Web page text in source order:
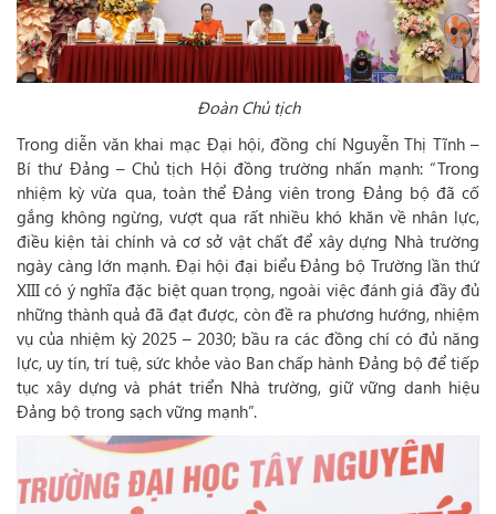
Đoàn Chủ tịch
Trong diễn văn khai mạc Đại hội, đồng chí Nguyễn Thị Tĩnh –
Bí thư Đảng – Chủ tịch Hội đồng trường nhấn mạnh: “Trong
nhiệm kỳ vừa qua, toàn thể Đảng viên trong Đảng bộ đã cố
gắng không ngừng, vượt qua rất nhiều khó khăn về nhân lực,
điều kiện tài chính và cơ sở vật chất để xây dựng Nhà trường
ngày càng lớn mạnh. Đại hội đại biểu Đảng bộ Trường lần thứ
XIII có ý nghĩa đặc biệt quan trọng, ngoài việc đánh giá đầy đủ
những thành quả đã đạt được, còn đề ra phương hướng, nhiệm
vụ của nhiệm kỳ 2025 – 2030; bầu ra các đồng chí có đủ năng
lực, uy tín, trí tuệ, sức khỏe vào Ban chấp hành Đảng bộ để tiếp
tục xây dựng và phát triển Nhà trường, giữ vững danh hiệu
Đảng bộ trong sạch vững mạnh”.